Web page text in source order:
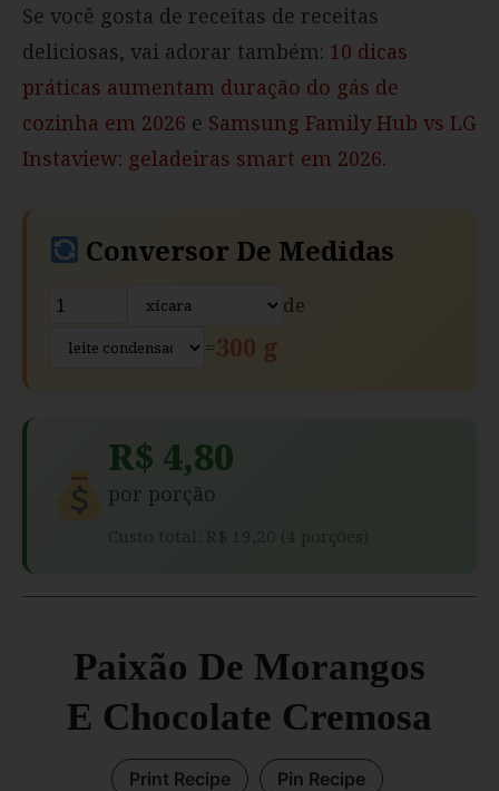
Se você gosta de receitas de receitas
deliciosas, vai adorar também: 10 dicas
práticas aumentam duração do gás de
cozinha em 2026 e Samsung Family Hub vs LG
Instaview: geladeiras smart em 2026.
Conversor De Medidas
de
=300 g
R$ 4,80
por porção
Custo total: R$ 19,20 (4 porções)
Paixão De Morangos
E Chocolate Cremosa
Print Recipe Pin Recipe